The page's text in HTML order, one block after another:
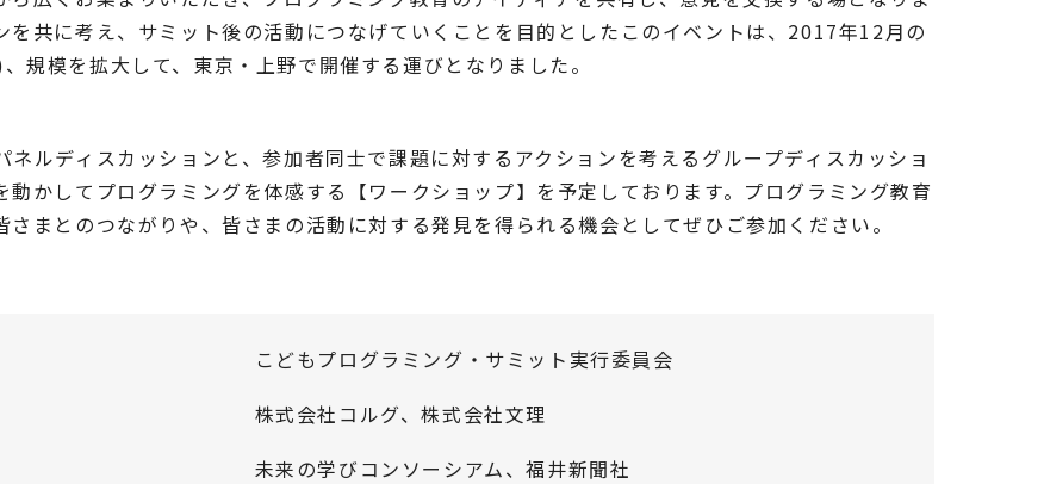
を共に考え、サミット後の活動につなげていくことを目的としたこのイベントは、2017年12月の
模を拡大して、東京・上野で開催する運びとなりました。
ルディスカッションと、参加者同士で課題に対するアクションを考えるグループディスカッショ
かしてプログラミングを体感する【ワークショップ】を予定しております。プログラミング教育
まとのつながりや、皆さまの活動に対する発見を得られる機会としてぜひご参加ください。
こどもプログラミング・サミット実行委員会
株式会社コルグ、株式会社文理
未来の学びコンソーシアム、福井新聞社